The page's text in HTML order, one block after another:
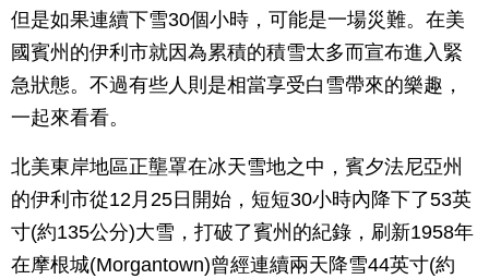
但是如果連續下雪30個小時，可能是一場災難。在美
國賓州的伊利市就因為累積的積雪太多而宣布進入緊
急狀態。不過有些人則是相當享受白雪帶來的樂趣，
一起來看看。
北美東岸地區正壟罩在冰天雪地之中，賓夕法尼亞州
的伊利市從12月25日開始，短短30小時內降下了53英
寸(約135公分)大雪，打破了賓州的紀錄，刷新1958年
在摩根城(Morgantown)曾經連續兩天降雪44英寸(約